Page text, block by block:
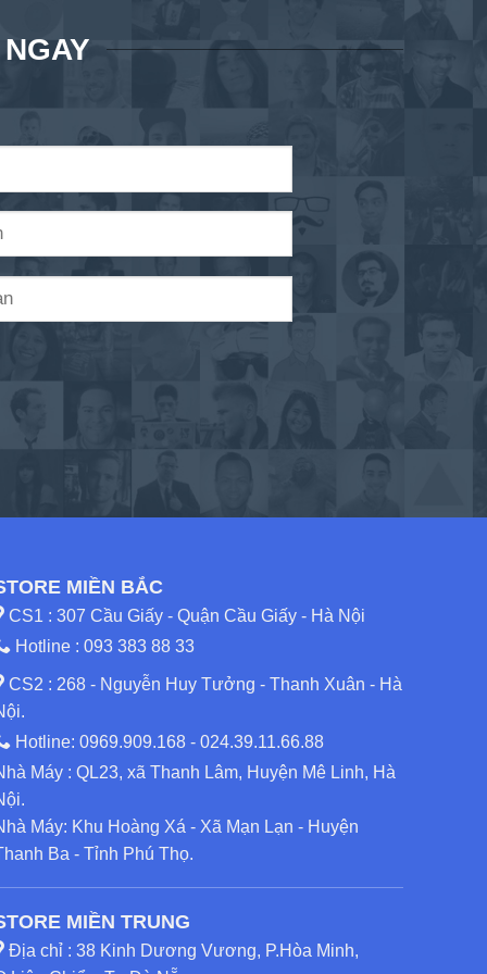
MIỀN BẮC
CS1 : 307 Cầu Giấy - Quận Cầu Giấy - Hà Nội
Hotline :093 383 88 33
CS2 : 268 - Nguyễn Huy Tưởng - Thanh Xuân - Hà
Hotline:0969.909.168 -024.39.11.66.88
Máy : QL23, xã Thanh Lâm, Huyện Mê Linh, Hà
Máy: Khu Hoàng Xá - Xã Mạn Lạn - Huyện
Ba - Tỉnh Phú Thọ.
MIỀN TRUNG
Địa chỉ : 38 Kinh Dương Vương, P.Hòa Minh,